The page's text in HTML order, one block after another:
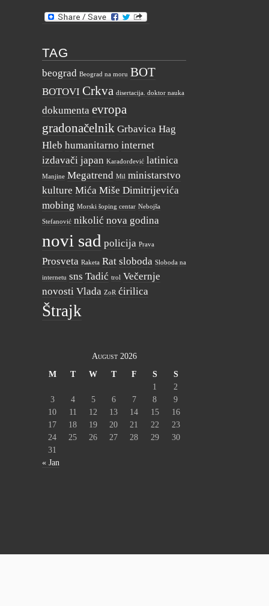
TAG
beograd Beograd na moru BOT
BOTOVI Crkva disertacija. doktor nauka
dokumenta evropa
gradonačelnik Grbavica Hag
Hleb humanitarno internet
izdavači japan Karađorđević latinica
Manjine Megatrend Mil ministarstvo
kulture Mića Miše Dimitrijevića
mobing Morski šoping centar Nebojša
Stefanović nikolić nova godina
novi sad policija Prava
Prosveta Raketa Rat sloboda Sloboda na
internetu sns Tadić trol Večernje
novosti Vlada ZoR ćirilica
Štrajk
August 2026
M
T W T F S
S
1
2
3
4 5 6 7 8
9
10
11 12 13 14 15
16
17
18 19 20 21 22
23
24
25 26 27 28 29
30
31
« Jan